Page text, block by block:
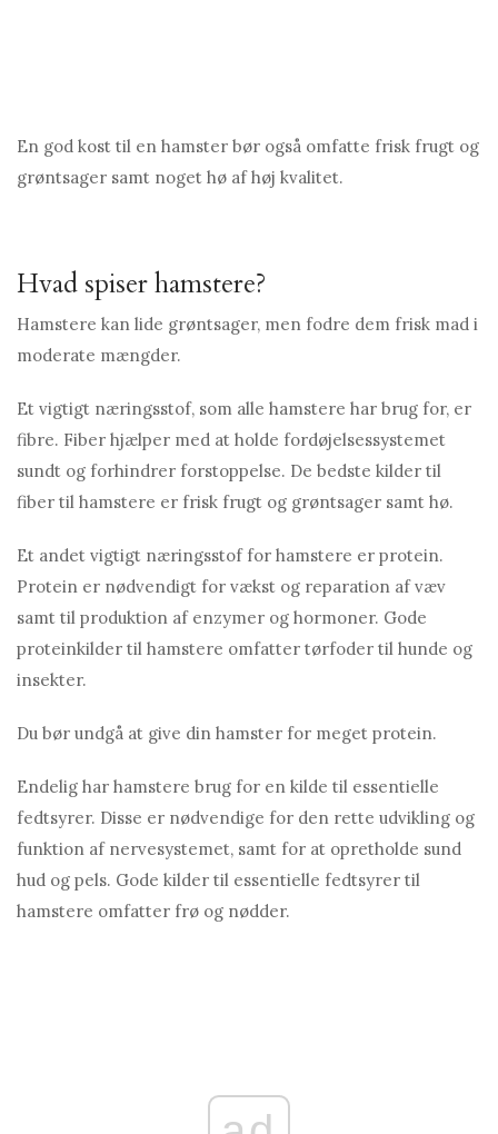
En god kost til en hamster bør også omfatte frisk frugt og
grøntsager samt noget hø af høj kvalitet.
Hvad spiser hamstere?
Hamstere kan lide grøntsager, men fodre dem frisk mad i
moderate mængder.
Et vigtigt næringsstof, som alle hamstere har brug for, er
fibre. Fiber hjælper med at holde fordøjelsessystemet
sundt og forhindrer forstoppelse. De bedste kilder til
fiber til hamstere er frisk frugt og grøntsager samt hø.
Et andet vigtigt næringsstof for hamstere er protein.
Protein er nødvendigt for vækst og reparation af væv
samt til produktion af enzymer og hormoner. Gode ​​
proteinkilder til hamstere omfatter tørfoder til hunde og
insekter.
Du bør undgå at give din hamster for meget protein.
Endelig har hamstere brug for en kilde til essentielle
fedtsyrer. Disse er nødvendige for den rette udvikling og
funktion af nervesystemet, samt for at opretholde sund
hud og pels. Gode ​​kilder til essentielle fedtsyrer til
hamstere omfatter frø og nødder.